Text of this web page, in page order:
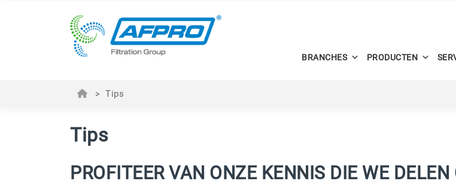
BRANCHES PRODUCTEN
> Tips
Tips
PROFITEER VAN ONZE KENNIS DIE WE